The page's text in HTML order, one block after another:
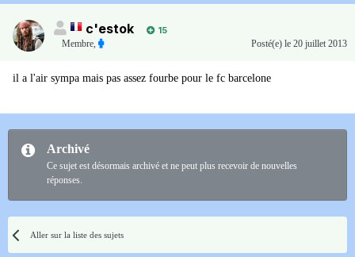
c'estok
15
Membre, Posté(e) le 20 juillet 2013
il a l'air sympa mais pas assez fourbe pour le fc barcelone
Archivé
Ce sujet est désormais archivé et ne peut plus recevoir de nouvelles
réponses.
Aller sur la liste des sujets